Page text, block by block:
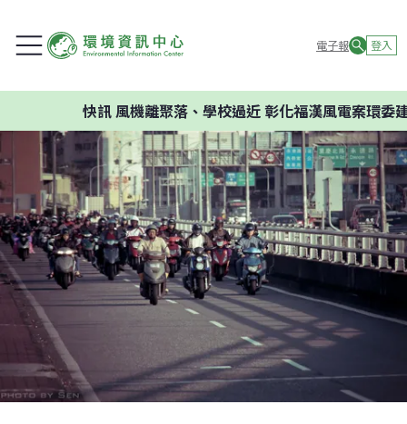
電子報 登入
快訊風機離聚落、學校過近 彰化福漢風電案環委建議